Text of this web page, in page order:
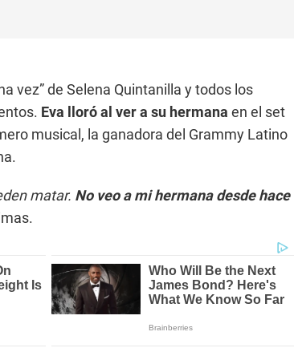
vez” de Selena Quintanilla y todos los
Eva lloró al ver a su hermana en el set
musical, la ganadora del Grammy Latino
matar. No veo a mi hermana desde hace